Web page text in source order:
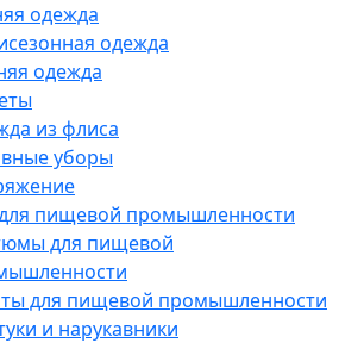
одежда
одежда
одежда
из флиса
уборы
пищевой промышленности
для пищевой
для пищевой промышленности
и нарукавники